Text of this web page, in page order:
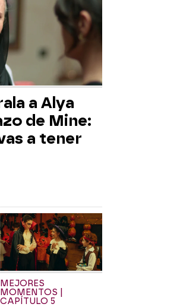
a Alya
de Mine:
a tener
MEJORES
MOMENTOS |
CAPÍTULO 5